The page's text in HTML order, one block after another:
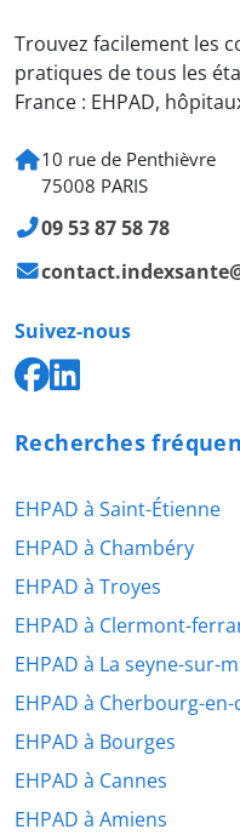
Trouvez facilement les
pratiques de tous les
France : EHPAD,
10 rue de Penthièvre
75008 PARIS
09 53 87 58 78
Suivez-nous
Recherches
EHPAD à Saint-Étienne
EHPAD à Chambéry
EHPAD à Troyes
EHPAD à Clermont-
EHPAD à La seyne-sur-
EHPAD à Cherbourg-
EHPAD à Bourges
EHPAD à Cannes
EHPAD à Amiens